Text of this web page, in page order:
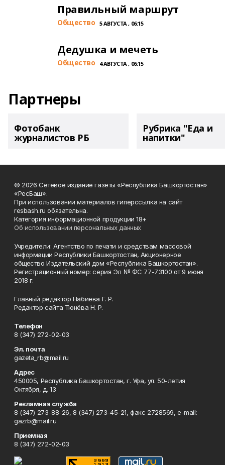
Правильный маршрут
Общество 5 АВГУСТА , 06:15
Дедушка и мечеть
Общество 4 АВГУСТА , 06:15
Партнеры
Фотобанк
журналистов РБ
Рубрика "Еда и
напитки"
© 2026 Сетевое издание газеты «Республика Башкортостан»
«РесБаш».
При использовании материалов гиперссылка на сайт
resbash.ru обязательна.
Категория информационной продукции 18+
Об использовании персональных данных
Учредители: Агентство по печати и средствам массовой
информации Республики Башкортостан, Акционерное
общество Издательский дом «Республика Башкортостан».
Регистрационный номер: серия Эл № ФС 77-73100 от 9 июня
2018 г.
Главный редактор Набиева Г. Р.
Редактор сайта Тюнёва Н. Р.
Телефон
8 (347) 272-02-03
Эл. почта
gazeta_rb@mail.ru
Адрес
450005, Республика Башкортостан, г. Уфа, ул. 50-летия
Октября, д. 13
Рекламная служба
8 (347) 273-88-26, 8 (347) 273-45-21, факс 2728569, e-mail:
gazrb@mail.ru
Приемная
8 (347) 272-02-03